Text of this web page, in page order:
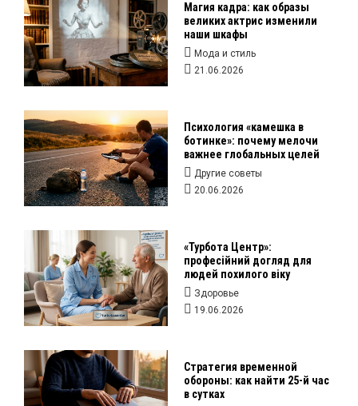
Магия кадра: как образы
великих актрис изменили
наши шкафы
Мода и стиль
21.06.2026
Психология «камешка в
ботинке»: почему мелочи
важнее глобальных целей
Другие советы
20.06.2026
«Турбота Центр»:
професійний догляд для
людей похилого віку
Здоровье
19.06.2026
Стратегия временной
обороны: как найти 25-й час
в сутках